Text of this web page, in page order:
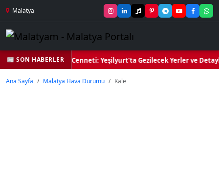
Malatya
📰 SON HABERLER
Yeşil Kalbi ve Kültür Cenneti: Yeşilyurt’ta Gezilecek Yerler ve
Ana Sayfa Malatya Hava Durumu Kale